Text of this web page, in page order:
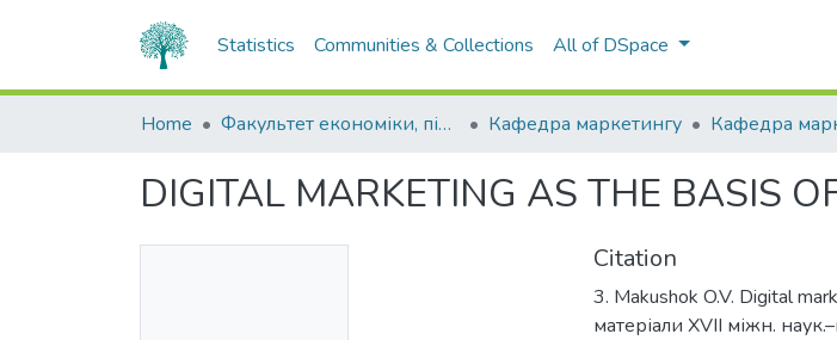
Statistics Communities & Collections All of DSpace
Home Факультет економіки, підприємництва та інформаційних технологій Кафедра маркетингу Кафедра
DIGITAL MARKETING AS THE BASIS
Citation
3. Makushok O.V. Digital
матеріали ХVII міжн.